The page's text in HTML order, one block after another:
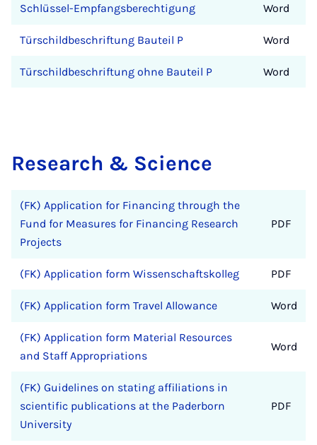
Schlüssel-Empfangsberechtigung Word
Türschildbeschriftung Bauteil P Word
Türschildbeschriftung ohne Bauteil P Word
Research & Science
(FK) Application for Financing through the
Fund for Measures for Financing Research
Projects
PDF
(FK) Application form Wissenschaftskolleg PDF
(FK) Application form Travel Allowance Word
(FK) Application form Material Resources
and Staff Appropriations
Word
(FK) Guidelines on stating affiliations in
scientific publications at the Paderborn
University
PDF